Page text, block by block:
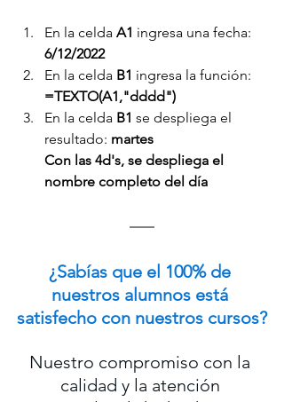
En la celda A1 ingresa una fecha:
6/12/2022
En la celda B1 ingresa la función:
=TEXTO(A1,"dddd")
En la celda B1 se despliega el
resultado: martes
Con las 4d's, se despliega el
nombre completo del día
¿Sabías que el 100% de
nuestros alumnos está
satisfecho con nuestros cursos?
Nuestro compromiso con la
calidad y la atención